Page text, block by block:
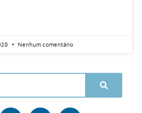
Nenhum comentário